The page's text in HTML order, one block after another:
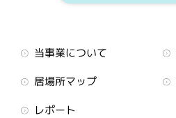
当事業について
居場所マップ
レポート